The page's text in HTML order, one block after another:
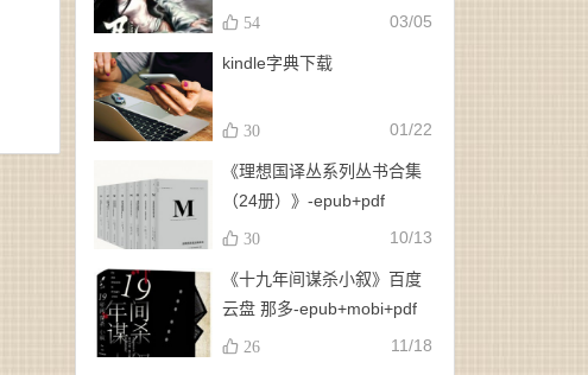
epub+mobi
54 03/05
kindle字典下载
30 01/22
《理想国译丛系列丛书合集
（24册）》-epub+pdf
30 10/13
《十九年间谋杀小叙》百度
云盘 那多-epub+mobi+pdf
26 11/18